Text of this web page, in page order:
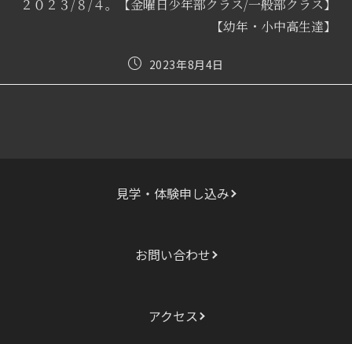
事２０２３/８/４。【金曜日少年部クラス/一般部クラス】
【幼年・小中高生達】
投
2023年8月4日
見学・体験申し込み
お問い合わせ
アクセス